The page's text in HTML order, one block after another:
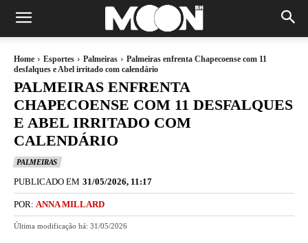
Home Esportes Palmeiras
Palmeiras enfrenta Chapecoense com 11
desfalques e Abel irritado com calendário
PALMEIRAS ENFRENTA
CHAPECOENSE COM 11 DESFALQUES
E ABEL IRRITADO COM
CALENDÁRIO
PALMEIRAS
PUBLICADO EM 31/05/2026, 11:17
POR: ANNA MILLARD
Última modificação há: 31/05/2026